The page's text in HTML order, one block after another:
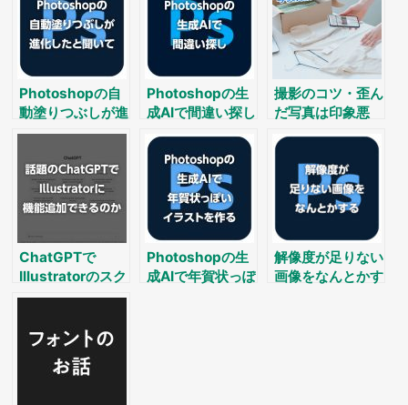
Photoshopの自
動塗りつぶしが進
化した？
Photoshopの生
成AIで間違い探し
撮影のコツ・歪ん
だ写真は印象悪
い？たった１つの
写真撮影テクニッ
ChatGPTで
Illustratorのスク
リプトが作れるか
Photoshopの生
成AIで年賀状っぽ
解像度が足りない
画像をなんとかす